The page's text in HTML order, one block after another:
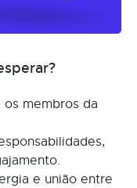
membros da
e união entre